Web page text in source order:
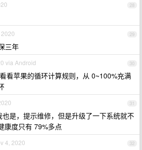
28
29
三年
30
via Android
看苹果的循环计算规则，从 0~100%充满
31
也是，提示维修，但是升级了一下系统就不
康度只有 79%多点
32
4, 2020